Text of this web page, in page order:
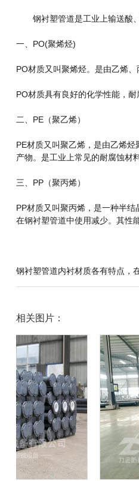
钢衬塑管道是工业上输送酸
一、PO(聚烯烃)
PO材质又叫聚烯烃。是由乙烯
PO材质具有良好的化学性能，
二、PE（聚乙烯）
PE材质又叫聚乙烯，是由乙烯
产物。是工业上常见的耐腐蚀材料
三、PP（聚丙烯）
PP材质又叫聚丙烯，是一种半
在钢衬塑管道中使用减少。其性
钢衬塑管道内衬材质各有特点，
相关图片：